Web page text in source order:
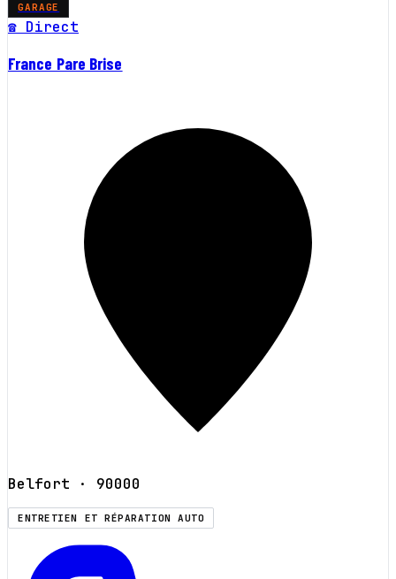
GARAGE
☎ Direct
France Pare Brise
Belfort · 90000
ENTRETIEN ET RÉPARATION AUTO